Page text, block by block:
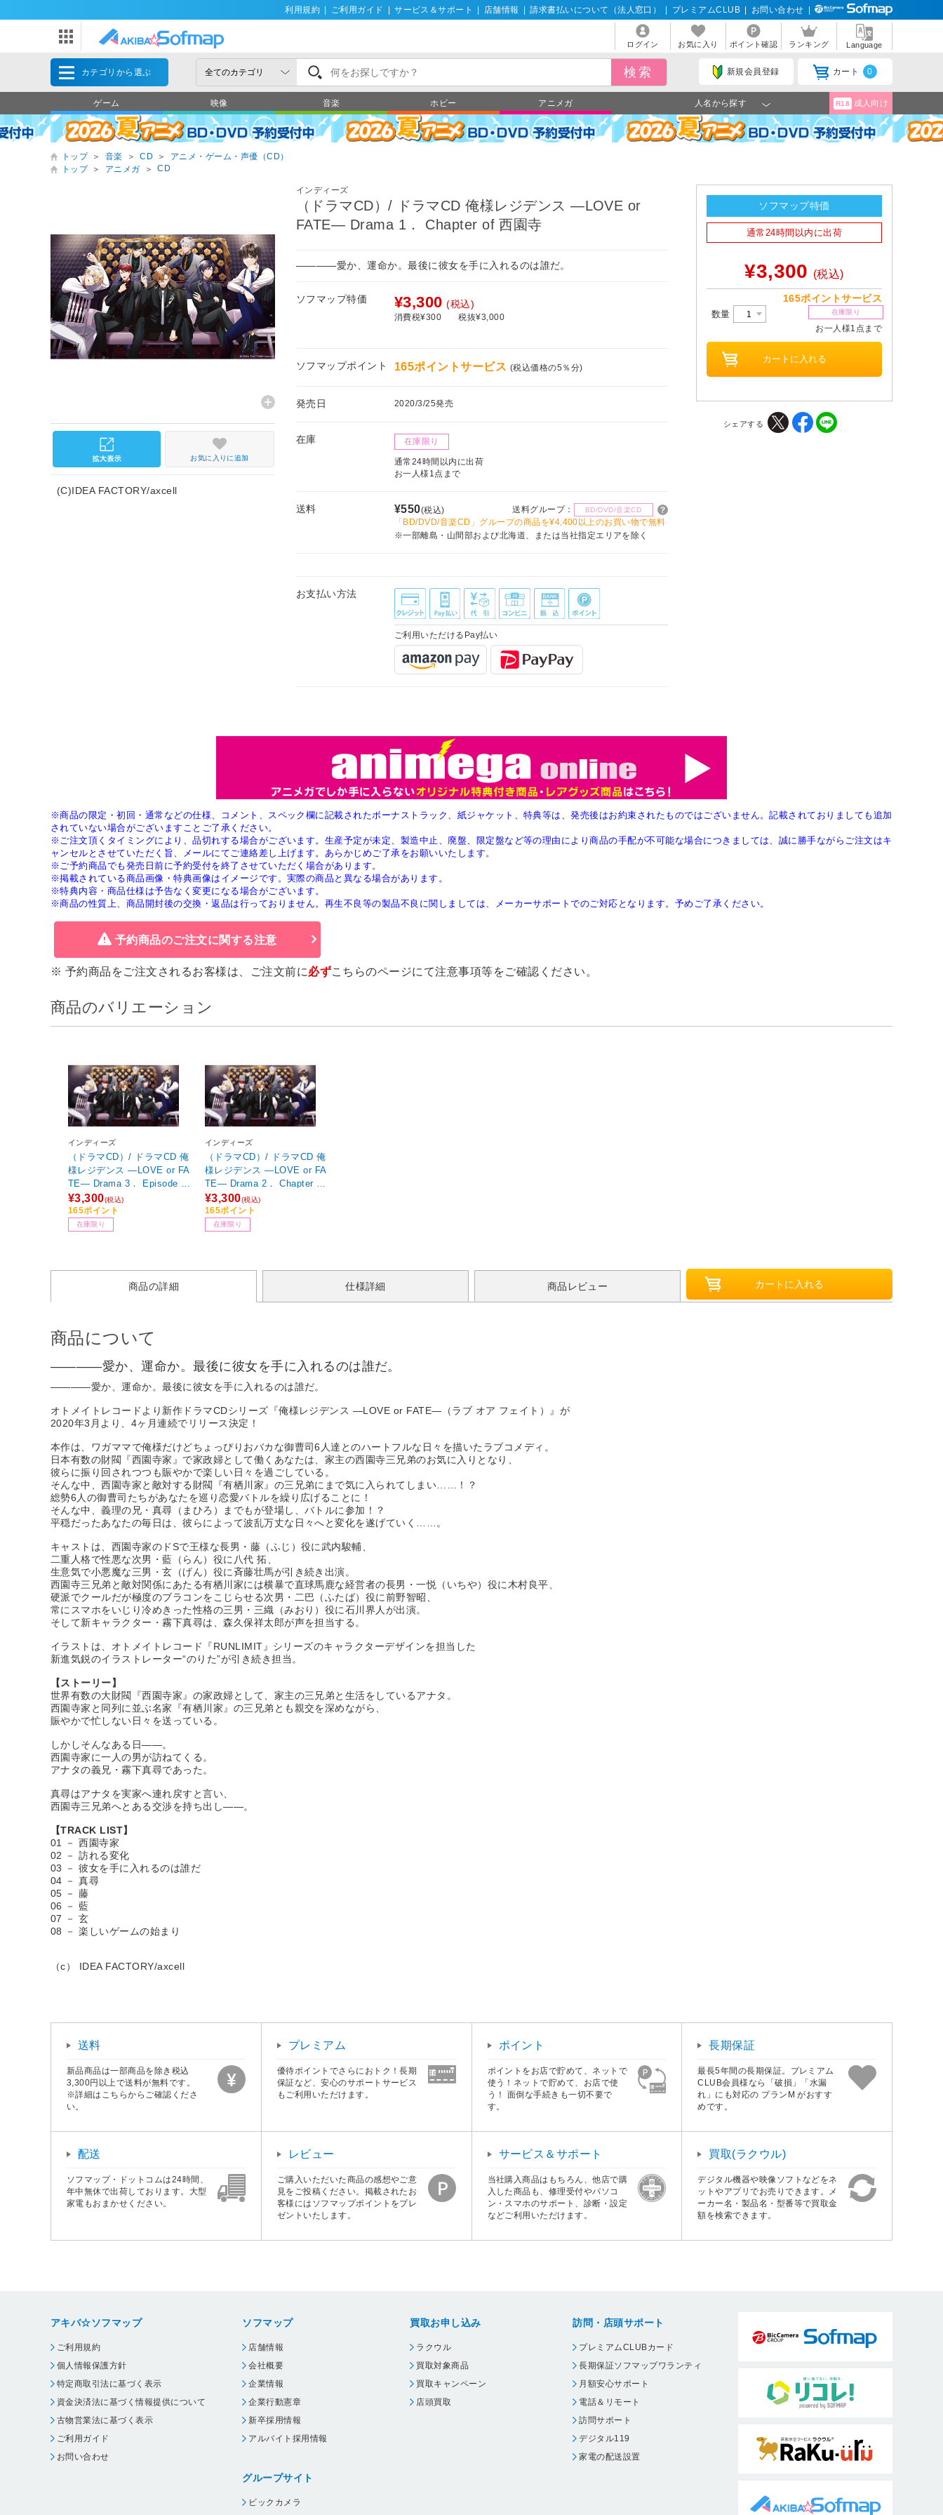
利用規約 ご利用ガイド サービス＆サポート 店舗情報 請求書払いについて（法人窓口） プレミアムCLUB お問い合わせ
ログイン お気に入り ポイント確認 ランキング Language
カテゴリから選ぶ 新規会員登録 カート 0
ゲーム 映像 音楽 ホビー アニメガ 人名から探す R18 成人向け
トップ ＞ 音楽 ＞ CD ＞
アニメ・ゲーム・声優（CD）
トップ
＞ アニメガ ＞ CD
インディーズ
（ドラマCD）/ ドラマCD 俺様レジデンス ―LOVE or
FATE― Drama 1． Chapter of 西園寺
――――愛か、運命か。最後に彼女を手に入れるのは誰だ。
ソフマップ特価 ¥3,300 (税込)
消費税¥300 税抜¥3,000
ソフマップポイント 165ポイントサービス (税込価格の5％分)
発売日 2020/3/25発売
在庫 在庫限り
通常24時間以内に出荷
お一人様1点まで
送料 ¥550(税込) 送料グループ： BD/DVD/音楽CD
「BD/DVD/音楽CD」グループの商品を¥4,400以上のお買い物で無料
※一部離島・山間部および北海道、または当社指定エリアを除く
お支払い方法
ご利用いただけるPay払い
お気に入りに追加
(C)IDEA FACTORY/axcell
ソフマップ特価
通常24時間以内に出荷
¥3,300 (税込)
165ポイントサービス
数量 在庫限り
お一人様1点まで
シェアする
※商品の限定・初回・通常などの仕様、コメント、スペック欄に記載されたボーナストラック、紙ジャケット、特典等は、発売後はお約束されたものではございません。記載されておりましても追加
されていない場合がございますことご了承ください。
※ご注文頂くタイミングにより、品切れする場合がございます。生産予定が未定、製造中止、廃盤、限定盤など等の理由により商品の手配が不可能な場合につきましては、誠に勝手ながらご注文はキ
ャンセルとさせていただく旨、メールにてご連絡差し上げます。あらかじめご了承をお願いいたします。
※ご予約商品でも発売日前に予約受付を終了させていただく場合があります。
※掲載されている商品画像・特典画像はイメージです。実際の商品と異なる場合があります。
※特典内容・商品仕様は予告なく変更になる場合がございます。
※商品の性質上、商品開封後の交換・返品は行っておりません。再生不良等の製品不良に関しましては、メーカーサポートでのご対応となります。予めご了承ください。
予約商品のご注文に関する注意
※ 予約商品をご注文されるお客様は、ご注文前に必ずこちらのページにて注意事項等をご確認ください。
商品のバリエーション
インディーズ
（ドラマCD）/ ドラマCD 俺
様レジデンス ―LOVE or FA
TE― Drama 3． Episode of
LOVE
¥3,300(税込)
165ポイント
在庫限り
インディーズ
（ドラマCD）/ ドラマCD 俺
様レジデンス ―LOVE or FA
TE― Drama 2． Chapter of
有栖川
¥3,300(税込)
165ポイント
在庫限り
商品の詳細 仕様詳細 商品レビュー
商品について
――――愛か、運命か。最後に彼女を手に入れるのは誰だ。
――――愛か、運命か。最後に彼女を手に入れるのは誰だ。
オトメイトレコードより新作ドラマCDシリーズ『俺様レジデンス ―LOVE or FATE―（ラブ オア フェイト）』が
2020年3月より、4ヶ月連続でリリース決定！
本作は、ワガママで俺様だけどちょっぴりおバカな御曹司6人達とのハートフルな日々を描いたラブコメディ。
日本有数の財閥『西園寺家』で家政婦として働くあなたは、家主の西園寺三兄弟のお気に入りとなり、
彼らに振り回されつつも賑やかで楽しい日々を過ごしている。
そんな中、西園寺家と敵対する財閥『有栖川家』の三兄弟にまで気に入られてしまい……！？
総勢6人の御曹司たちがあなたを巡り恋愛バトルを繰り広げることに！
そんな中、義理の兄・真尋（まひろ）までもが登場し、バトルに参加！？
平穏だったあなたの毎日は、彼らによって波乱万丈な日々へと変化を遂げていく……。
キャストは、西園寺家のドSで王様な長男・藤（ふじ）役に武内駿輔、
二重人格で性悪な次男・藍（らん）役に八代 拓、
生意気で小悪魔な三男・玄（げん）役に斉藤壮馬が引き続き出演。
西園寺三兄弟と敵対関係にあたる有栖川家には横暴で直球馬鹿な経営者の長男・一悦（いちや）役に木村良平、
硬派でクールだが極度のブラコンをこじらせる次男・二巴（ふたば）役に前野智昭、
常にスマホをいじり冷めきった性格の三男・三織（みおり）役に石川界人が出演。
そして新キャラクター・霧下真尋は、森久保祥太郎が声を担当する。
イラストは、オトメイトレコード『RUNLIMIT』シリーズのキャラクターデザインを担当した
新進気鋭のイラストレーター“のりた”が引き続き担当。
【ストーリー】
世界有数の大財閥『西園寺家』の家政婦として、家主の三兄弟と生活をしているアナタ。
西園寺家と同列に並ぶ名家『有栖川家』の三兄弟とも親交を深めながら、
賑やかで忙しない日々を送っている。
しかしそんなある日――。
西園寺家に一人の男が訪ねてくる。
アナタの義兄・霧下真尋であった。
真尋はアナタを実家へ連れ戻すと言い、
西園寺三兄弟へとある交渉を持ち出し――。
【TRACK LIST】
01 － 西園寺家
02 － 訪れる変化
03 － 彼女を手に入れるのは誰だ
04 － 真尋
05 － 藤
06 － 藍
07 － 玄
08 － 楽しいゲームの始まり
（c） IDEA FACTORY/axcell
送料
新品商品は一部商品を除き税込
3,300円以上で送料が無料です。
※詳細はこちらからご確認くださ
い。
プレミアム
優待ポイントでさらにおトク！長期
保証など、安心のサポートサービス
もご利用いただけます。
ポイント
ポイントをお店で貯めて、ネットで
使う！ネットで貯めて、お店で使
う！ 面倒な手続きも一切不要で
す。
長期保証
最長5年間の長期保証。プレミアム
CLUB会員様なら「破損」「水漏
れ」にも対応の プランM がおすす
めです。
配送
ソフマップ・ドットコムは24時間、
年中無休で出荷しております。大型
家電もおまかせください。
レビュー
ご購入いただいた商品の感想やご意
見をご投稿ください。掲載されたお
客様にはソフマップポイントをプレ
ゼントいたします。
サービス＆サポート
当社購入商品はもちろん、他店で購
入した商品も、修理受付やパソコ
ン・スマホのサポート、診断・設定
などご利用いただけます。
買取(ラクウル)
デジタル機器や映像ソフトなどをネ
ットやアプリでお売りできます。メ
ーカー名・製品名・型番等で買取金
額を検索できます。
アキバ☆ソフマップ
ご利用規約
個人情報保護方針
特定商取引法に基づく表示
資金決済法に基づく情報提供について
古物営業法に基づく表示
ご利用ガイド
お問い合わせ
ソフマップ
店舗情報
会社概要
企業情報
企業行動憲章
新卒採用情報
アルバイト採用情報
グループサイト
ビックカメラ
買取お申し込み
ラクウル
買取対象商品
買取キャンペーン
店頭買取
訪問・店頭サポート
プレミアムCLUBカード
長期保証ソフマップワランティ
月額安心サポート
電話＆リモート
訪問サポート
デジタル119
家電の配送設置